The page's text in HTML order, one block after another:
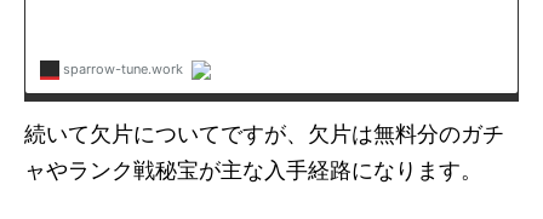
続いて欠片についてですが、欠片は無料分のガチ
ャやランク戦秘宝が主な入手経路になります。